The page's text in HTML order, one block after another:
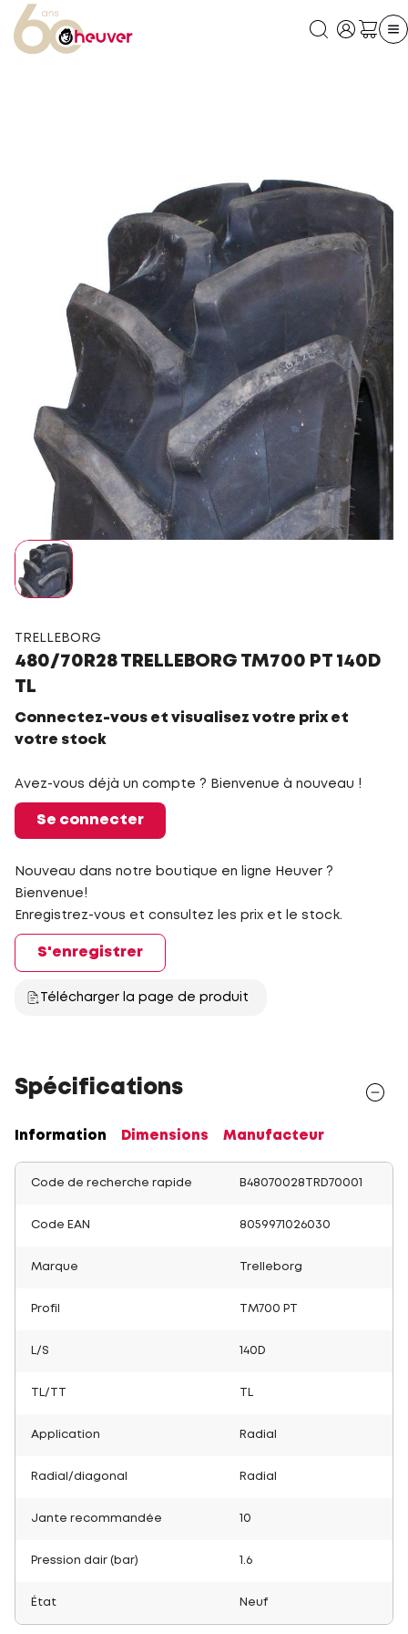
TRELLEBORG
480/70R28 TRELLEBORG TM700 PT 140D
TL
Connectez-vous et visualisez votre prix et
votre stock
Avez-vous déjà un compte ? Bienvenue à nouveau !
Se connecter
Nouveau dans notre boutique en ligne Heuver ?
Bienvenue!
Enregistrez-vous et consultez les prix et le stock.
S'enregistrer
Télécharger la page de produit
Spécifications
Information Dimensions Manufacteur
Code de recherche rapide B48070028TRD70001
Code EAN 8059971026030
Marque Trelleborg
Profil TM700 PT
L/S 140D
TL/TT
Application Radial
Radial/diagonal Radial
Jante recommandée 10
Pression dair (bar) 1.6
État Neuf